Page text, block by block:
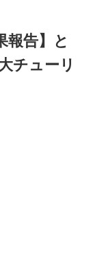
報告】と
チューリ